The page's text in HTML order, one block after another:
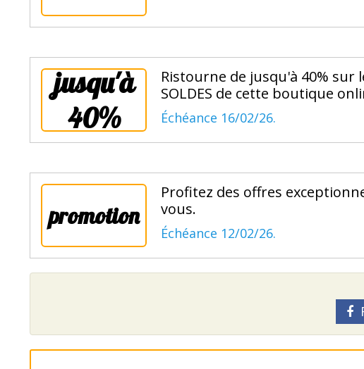
jusqu'à
40%
Ristourne de jusqu'à 40%
SOLDES de cette boutique
Échéance 16/02/26.
promotion
Profitez des offres
vous.
Échéance 12/02/26.